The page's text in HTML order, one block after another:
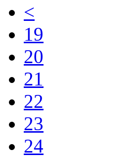
<
19
20
21
22
23
24